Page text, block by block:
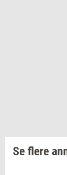
Se flere